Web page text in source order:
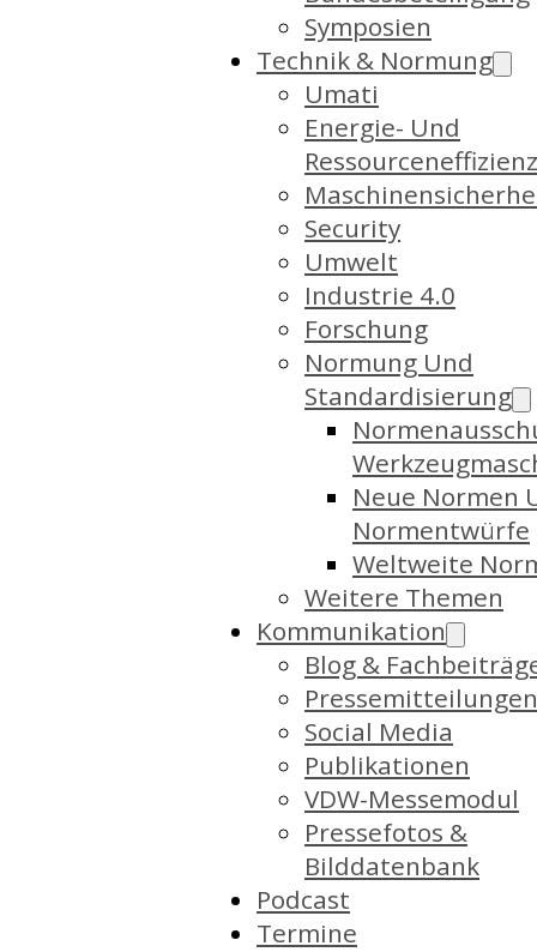
Symposien
Technik & Normung
Umati
Energie- Und
Ressourceneffizienz
Security
Umwelt
Industrie 4.0
Forschung
Normung Und
Standardisierung
Neue Normen
Normentwürfe
Weltweite
Weitere Themen
Kommunikation
Blog &
Pressemitteilungen
Social Media
Publikationen
VDW-Messemodul
Pressefotos &
Bilddatenbank
Podcast
Termine